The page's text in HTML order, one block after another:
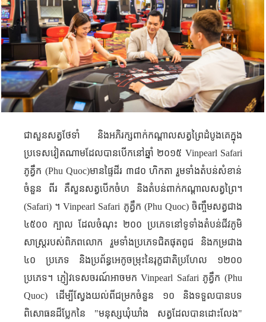
ជាសួនសត្វថែទាំ និងអភិរក្សពាក់កណ្តាលសត្វព្រៃដំបូងគេក្នុង
ប្រទេសវៀតណាមដែលបានបើកនៅឆ្នាំ ២០១៥ Vinpearl Safari
ភូគ្វឹក (Phu Quoc)មានផ្ទៃដីរ​ ៣៨០ ហិកតា រួមទាំងតំបន់សំខាន់
ចំនួន ពីរ គឺសួនសត្វបើកចំហ និងតំបន់ពាក់កណ្តាលសត្វព្រៃ។
(Safari) ។Vinpearl Safari ភូគ្វឹក (Phu Quoc) ចិញ្ចឹមសត្វជាង
៤៥០០​ ក្បាល ដែល​ចំណុះ ២០០ ប្រភេទនៅទូទាំងតំបន់ជីវភូមិ
សាស្រ្តរបស់ពិភពលោក រួមទាំងប្រភេទជិតផុតពូជ និងកម្រជាង
៤០ ប្រភេទ និងប្រព័ន្ធអេកូចម្រុះនៃរុក្ខជាតិប្រហែល ១២០០
ប្រភេទ។ ភ្ញៀវទេសចរណ៍អាចមកVinpearl Safari ភូគ្វឹក (Phu
Quoc) ដើម្បីស្វែងយល់ពីជម្រកចំនួន ១០ និងទទួលបានបទ
ពិសោធនដ៏ប្លែកនៃ "មនុស្សឃុំឃាំង សត្វដែលបានដោះលែង"